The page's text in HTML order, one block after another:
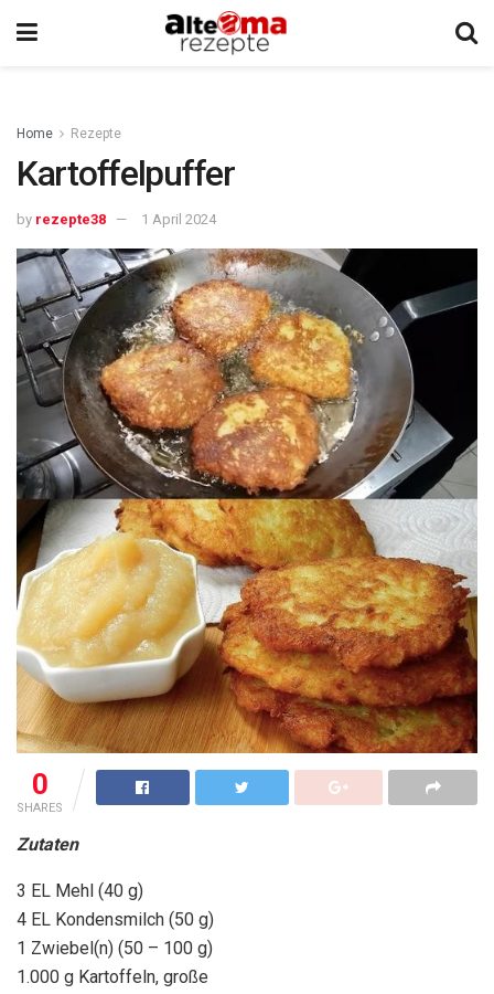
Home Rezepte
Kartoffelpuffer
by rezepte38 1 April 2024
0
SHARES
Zutaten
3 EL Mehl (40 g)
4 EL Kondensmilch (50 g)
1 Zwiebel(n) (50 – 100 g)
1.000 g Kartoffeln, große